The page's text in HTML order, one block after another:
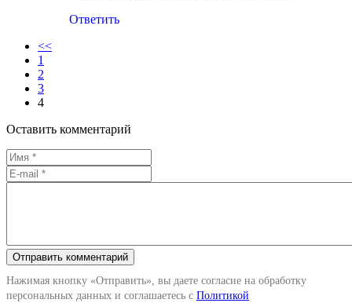
Ответить
<<
1
2
3
4
Оставить комментарий
Нажимая кнопку «Отправить», вы даете согласие на обработку
персональных данных и соглашаетесь с Политикой